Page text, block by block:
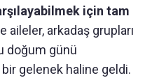
için tam
aileler, arkadaş grupları
doğum günü
gelenek haline geldi.